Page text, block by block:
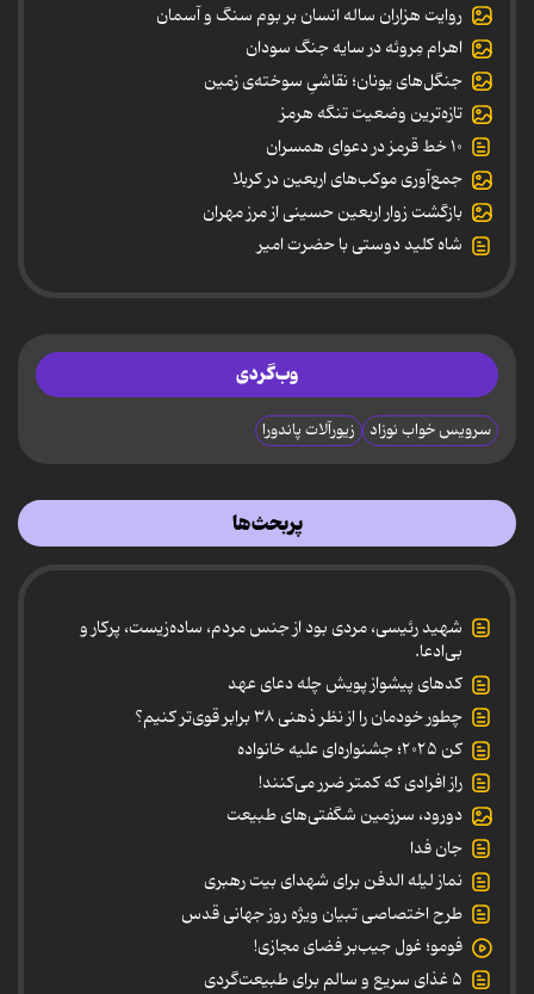
روایت هزاران ساله انسان بر بوم سنگ و آسمان
اهرام مِروئه در سایه جنگ سودان
جنگل‌های یونان؛ نقاشیِ سوخته‌ی زمین
تازه‌ترین وضعیت تنگه هرمز
۱۰ خط قرمز در دعوای همسران
جمع‌آوری موکب‌های اربعین در کربلا
بازگشت زوار اربعین حسینی از مرز مهران
شاه کلید دوستی با حضرت امیر
وب‌گردی
سرویس خواب نوزاد زیورآلات پاندورا
پربحث‌ها
شهید رئیسی، مردی بود از جنس مردم، ساده‌زیست، پرکار و
بی‌ادعا.
کدهای پیشواز پویش چله دعای عهد
چطور خودمان را از نظر ذهنی ۳۸ برابر قوی‌تر کنیم؟
کن ۲۰۲۵؛ جشنواره‌ای علیه خانواده
راز افرادی که کمتر ضرر می‌کنند!
دورود، سرزمین شگفتی‌های طبیعت
جان فدا
نماز لیله الدفن برای شهدای بیت رهبری
طرح اختصاصی تبیان ویژه روز جهانی قدس
فومو؛ غول جیب‌بر فضای مجازی!
۵ غذای سریع و سالم برای طبیعت‌گردی